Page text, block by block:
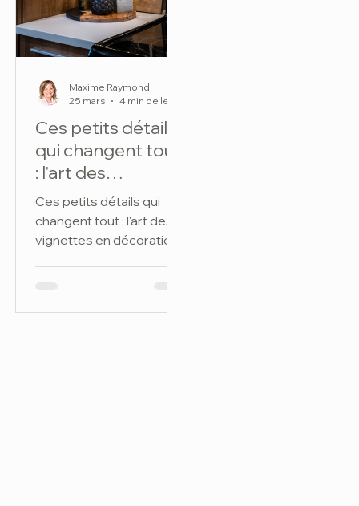
Ces petits détails
qui changent tout
: l'art des
vignettes en
décoration
Ces petits détails qui
changent tout : l'art des
vignettes en décoration
Maxime Raymond
25 mars